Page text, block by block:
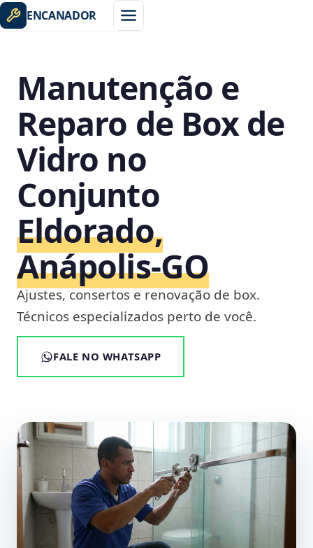
ENCANADOR
Manutenção e
Reparo de Box de
Vidro no
Conjunto
Eldorado,
Anápolis‑GO
Ajustes, consertos e renovação de box.
Técnicos especializados perto de você.
FALE NO WHATSAPP